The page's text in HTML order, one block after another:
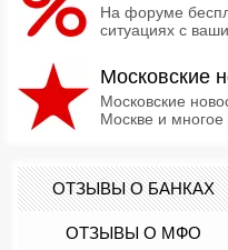
На форуме
ситуациях с
Московские
Московские
Москве и многое
ОТЗЫВЫ О БАНКАХ
ОТЗЫВЫ О МФО